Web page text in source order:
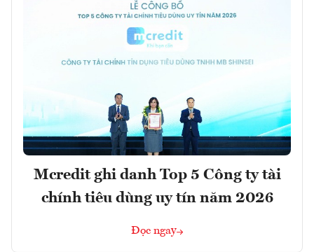
Mcredit ghi danh Top 5 Công ty tài
chính tiêu dùng uy tín năm 2026
Đọc ngay